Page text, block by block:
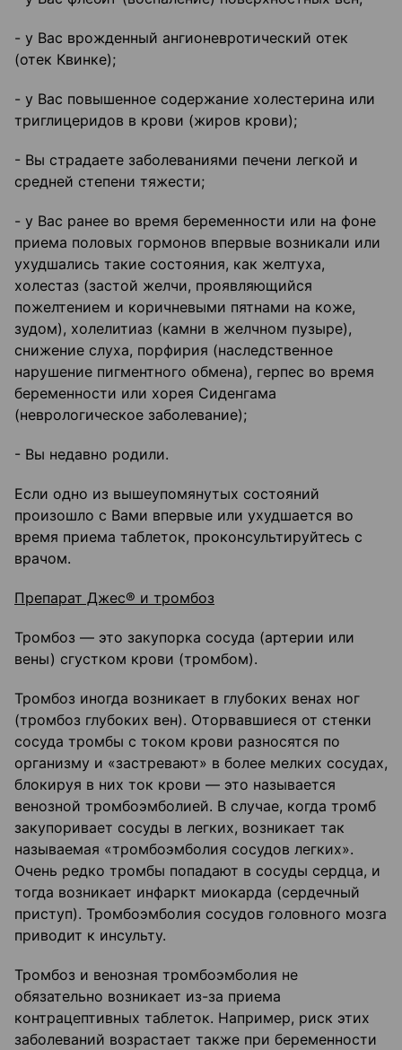
- у Вас врожденный ангионевротический отек
(отек Квинке);
- у Вас повышенное содержание холестерина или
триглицеридов в крови (жиров крови);
- Вы страдаете заболеваниями печени легкой и
средней степени тяжести;
- у Вас ранее во время беременности или на фоне
приема половых гормонов впервые возникали или
ухудшались такие состояния, как желтуха,
холестаз (застой желчи, проявляющийся
пожелтением и коричневыми пятнами на коже,
зудом), холелитиаз (камни в желчном пузыре),
снижение слуха, порфирия (наследственное
нарушение пигментного обмена), герпес во время
беременности или хорея Сиденгама
(неврологическое заболевание);
- Вы недавно родили.
Если одно из вышеупомянутых состояний
произошло с Вами впервые или ухудшается во
время приема таблеток, проконсультируйтесь с
врачом.
Препарат Джес® и тромбоз
Тромбоз — это закупорка сосуда (артерии или
вены) сгустком крови (тромбом).
Тромбоз иногда возникает в глубоких венах ног
(тромбоз глубоких вен). Оторвавшиеся от стенки
сосуда тромбы с током крови разносятся по
организму и «застревают» в более мелких сосудах,
блокируя в них ток крови — это называется
венозной тромбоэмболией. В случае, когда тромб
закупоривает сосуды в легких, возникает так
называемая «тромбоэмболия сосудов легких».
Очень редко тромбы попадают в сосуды сердца, и
тогда возникает инфаркт миокарда (сердечный
приступ). Тромбоэмболия сосудов головного мозга
приводит к инсульту.
Тромбоз и венозная тромбоэмболия не
обязательно возникает из-за приема
контрацептивных таблеток. Например, риск этих
заболеваний возрастает также при беременности